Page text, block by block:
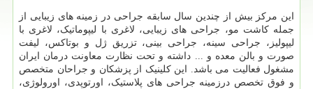
این مرکز بیش از چندین سال سابقه جراحی در زمینه های زیبایی از
جمله کاشت مو، جراحی های زیبایی، لاغری با لیپوماتیک، لاغری با
لیپولیز، جراحی سینه، جراحی بینی، تزریق ژل و بوتاکس، لیفت
صورت و بالن معده و ... داشته و تحت نظارت معاونت درمان ایران
مشغول فعالیت می باشد. این کلینیک از پزشکان و جراحان متخصص
و فوق تخصص درزمينه جراحی های پلاستیک، اورتوپدی، اورولوژی،